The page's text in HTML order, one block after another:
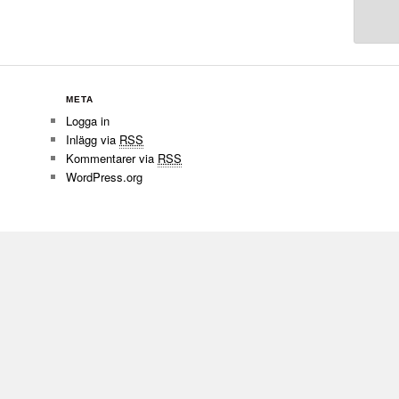
META
Logga in
Inlägg via RSS
Kommentarer via RSS
WordPress.org